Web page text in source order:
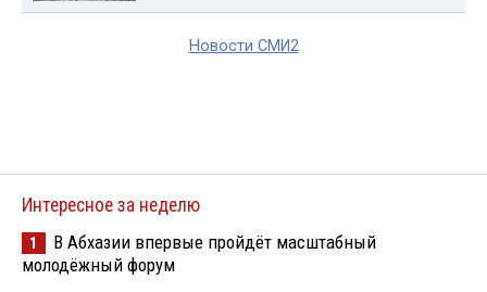
Новости СМИ2
Интересное за неделю
1
В Абхазии впервые пройдёт масштабный
молодёжный форум